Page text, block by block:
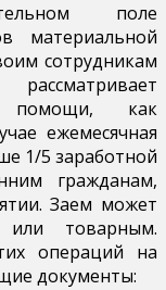
поле
материальной
сотрудникам
помощи, как
ежемесячная
1/5 заработной
гражданам,
Заем может
товарным.
операций на
документы: